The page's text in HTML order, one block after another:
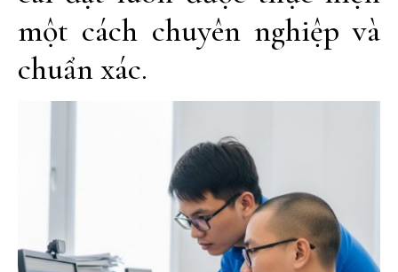
một cách chuyên nghiệp và
chuẩn xác.